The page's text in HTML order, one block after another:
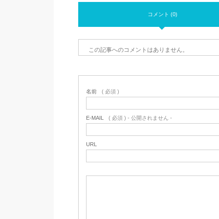
コメント (0)
この記事へのコメントはありません。
名前 ( 必須 )
E-MAIL ( 必須 ) - 公開されません -
URL